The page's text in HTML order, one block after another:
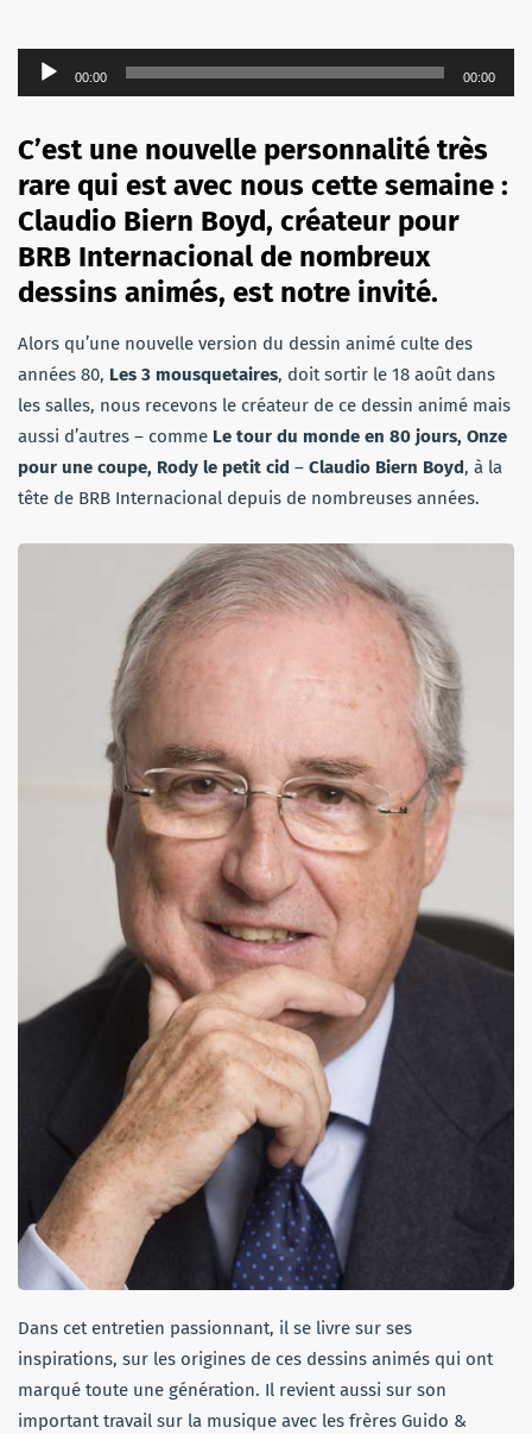
Lecteur
audio
00:00 00:00
C’est une nouvelle personnalité très
rare qui est avec nous cette semaine :
Claudio Biern Boyd, créateur pour
BRB Internacional de nombreux
dessins animés, est notre invité.
Alors qu’une nouvelle version du dessin animé culte des
années 80, Les 3 mousquetaires, doit sortir le 18 août dans
les salles, nous recevons le créateur de ce dessin animé mais
aussi d’autres – comme Le tour du monde en 80 jours, Onze
pour une coupe, Rody le petit cid – Claudio Biern Boyd, à la
tête de BRB Internacional depuis de nombreuses années.
Dans cet entretien passionnant, il se livre sur ses
inspirations, sur les origines de ces dessins animés qui ont
marqué toute une génération. Il revient aussi sur son
important travail sur la musique avec les frères Guido &